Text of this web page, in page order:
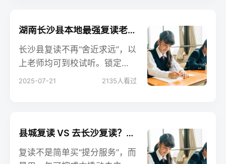
湖南长沙县本地最强复读老师口碑榜
长沙县复读不再“舍近求远”，以
上老师均可到校试听。锁定目
标，提前占位，下一位逆袭黑
2025-07-21 2135 人看过
县城复读 VS 去长沙复读？湖南非省会考生性价比抉择
复读不是简单买“提分服务”，而